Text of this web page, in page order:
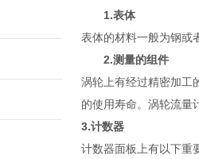
1.表体
表体的材料一般为钢或
2.测量的组件
涡轮上有经过精密加工
的使用寿命。涡轮流量
3.计数器
计数器面板上有以下重